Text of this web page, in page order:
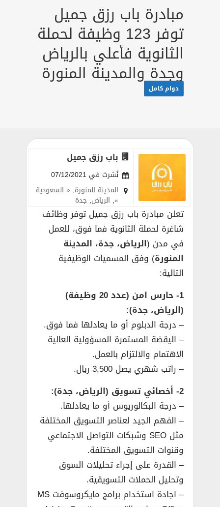
مبادرة باب رزق جميل
توفر 123 وظيفة لحملة
الثانوية فأعلي بالرياض
وجدة والمدينة المنورة
دوام كامل
باب رزق جميل
نُشرت في 07/12/2021
المدينة المنورة, « السعودية
»
, الرياض,جدة
تعلن مبادرة باب رزق جميل توفر وظائف
شاغرة لحملة الثانوية فما فوق، للعمل
في مدن (الرياض، جدة، المدينة
المنورة) وفق المسميات الوظيفية
التالية:
1- حارس امن (عدد 20 وظيفة)
(الرياض، جدة):
– درجة الدبلوم أو ما يعادلها فما فوق.
– اليقضة المستمرة المسؤولية العالية
الاهتمام والالتزام بالعمل.
– راتب شهري يصل 3,500 ريال.
2- أخصائي تسويق (الرياض، جدة):
– درجة البكالوريوس أو ما يعادلها.
– الفهم الجيد لعناصر التسويق المختلفة
مثل SEO وشبكات التواصل الاجتماعي
وقنوات التسويق المختلفة.
– القدرة على إجراء تحليلات السوق
وتحليل الحملات التسويقية.
– اجادة استخدام برامج مايكروسوفت MS